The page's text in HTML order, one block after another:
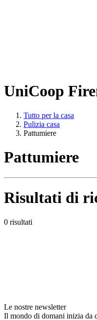
UniCoop
Tutto per la casa
Pulizia casa
Pattumiere
Pattumiere
Risultati di
0 risultati
Le nostre newsletter
Il mondo di domani inizia da